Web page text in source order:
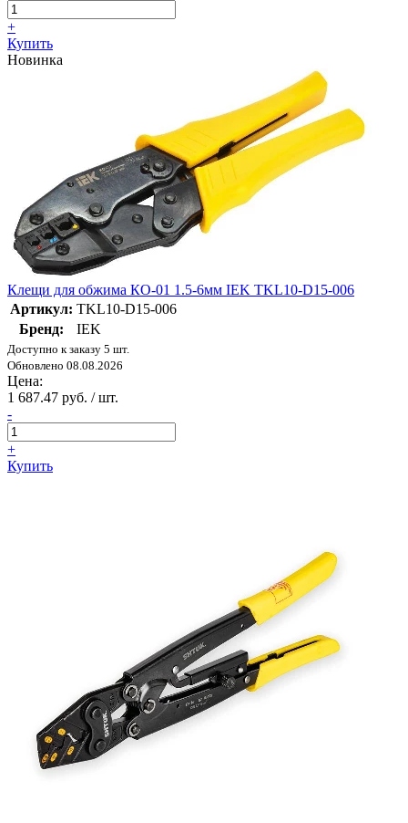
+
Купить
Новинка
Клещи для обжима КО-01 1.5-6мм IEK TKL10-D15-006
Артикул: TKL10-D15-006
Бренд:
IEK
Доступно к заказу 5 шт.
Обновлено 08.08.2026
Цена:
1 687.47 руб. / шт.
-
+
Купить